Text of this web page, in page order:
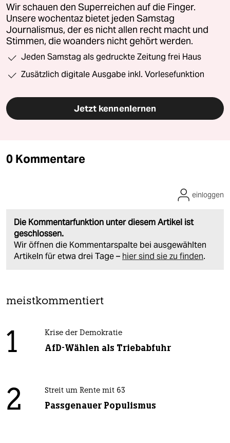
Wir schauen den Superreichen auf die Finger.
Unsere wochentaz bietet jeden Samstag
Journalismus, der es nicht allen recht macht und
Stimmen, die woanders nicht gehört werden.
Jeden Samstag als gedruckte Zeitung frei Haus
Zusätzlich digitale Ausgabe inkl. Vorlesefunktion
Jetzt kennenlernen
0 Kommentare
Die Kommentarfunktion unter diesem Artikel ist
geschlossen.
Wir öffnen die Kommentarspalte bei ausgewählten
Artikeln für etwa drei Tage – hier sind sie zu finden.
einloggen
meistkommentiert
1 Krise der Demokratie
AfD-Wählen als Triebabfuhr
2 Streit um Rente mit 63
Passgenauer Populismus